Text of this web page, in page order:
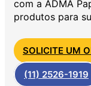
com a ADMA
produtos para
SOLICITE UM
(11) 2526-1919